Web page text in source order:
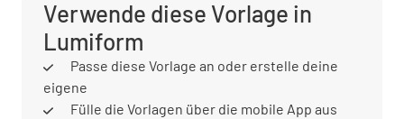
Verwende diese Vorlage in
Lumiform
Passe diese Vorlage an oder erstelle deine
eigene
Fülle die Vorlagen über die mobile App aus